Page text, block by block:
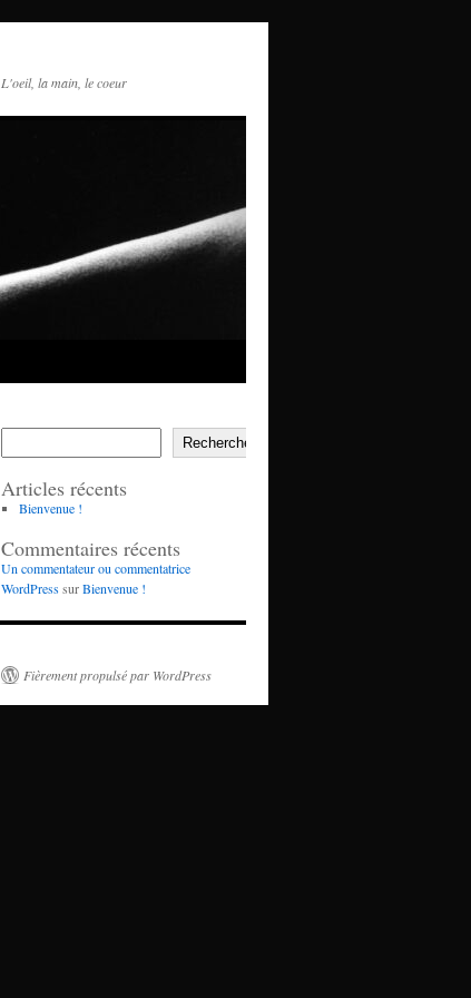
L'oeil, la main, le coeur
Rechercher
Articles récents
Bienvenue !
Commentaires récents
Un commentateur ou commentatrice
WordPresssurBienvenue !
Fièrement propulsé par WordPress